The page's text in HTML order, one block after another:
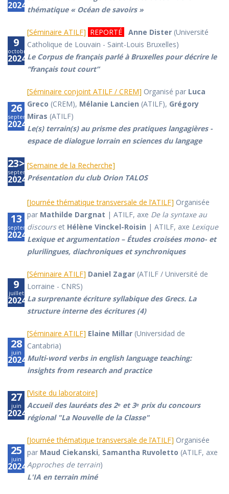
2024 thématique « Océan de savoirs »
9
octobre
2024
[Séminaire ATILF] REPORTÉ Anne Dister(Université
Catholique de Louvain - Saint-Louis Bruxelles)
Le Corpus de français parlé à Bruxelles pour décrire le
“français tout court”
26
septembre
2024
[Séminaire conjoint ATILF / CREM] Organisé par Luca
Greco (CREM), Mélanie Lancien (ATILF), Grégory
Miras (ATILF)
Le(s) terrain(s) au prisme des pratiques langagières -
espace de dialogue lorrain en sciences du langage
23>27
septembre
2024
[Semaine de la Recherche]
Présentation du club Orion TALOS
13
septembre
2024
[Journée thématique transversale de l’ATILF] Organisée
par Mathilde Dargnat | ATILF, axe De la syntaxe au
discourset Hélène Vinckel-Roisin | ATILF, axe Lexique
Lexique et argumentation – Études croisées mono- et
plurilingues, diachroniques et synchroniques
9
juillet
2024
[Séminaire ATILF] Daniel Zagar(ATILF / Université de
Lorraine - CNRS)
La surprenante écriture syllabique des Grecs. La
structure interne des écritures (4)
28
juin
2024
[Séminaire ATILF] Elaine Millar(Universidad de
Cantabria)
Multi-word verbs in english language teaching:
insights from research and practice
27
juin
2024
[Visite du laboratoire]
Accueil des lauréats des 2ᵉ et 3ᵉ prix du concours
régional "La Nouvelle de la Classe"
25
juin
2024
[Journée thématique transversale de l’ATILF] Organisée
par Maud Ciekanski, Samantha Ruvoletto (ATILF, axe
Approches de terrain)
L'IA en terrain miné